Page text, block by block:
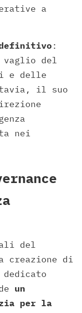
a
:
del
e delle
il suo
nei
del
creazione di
dedicato
un
per la